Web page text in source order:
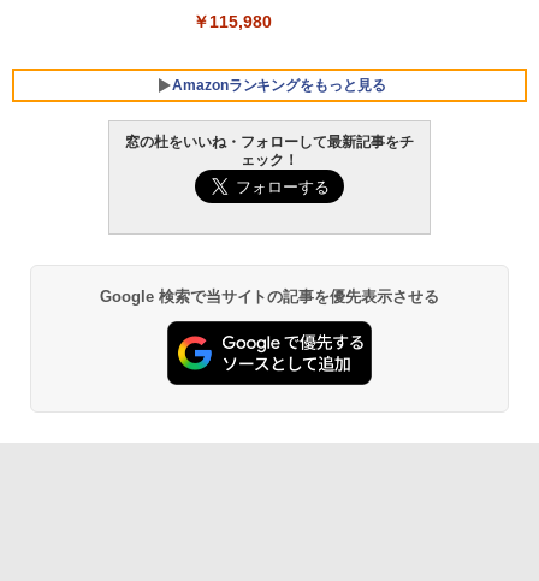
￥115,980
Amazonランキングをもっと見る
窓の杜をいいね・フォローして最新記事をチ
ェック！
Google 検索で当サイトの記事を優先表示させる